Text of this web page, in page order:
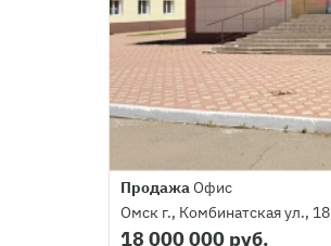
ПродажаОфис
Омск г., Комбинатская ул., 18
18 000 000 руб.